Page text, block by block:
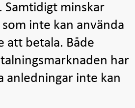
Samtidigt minskar
inte kan använda
att betala. Både
har
anledningar inte kan